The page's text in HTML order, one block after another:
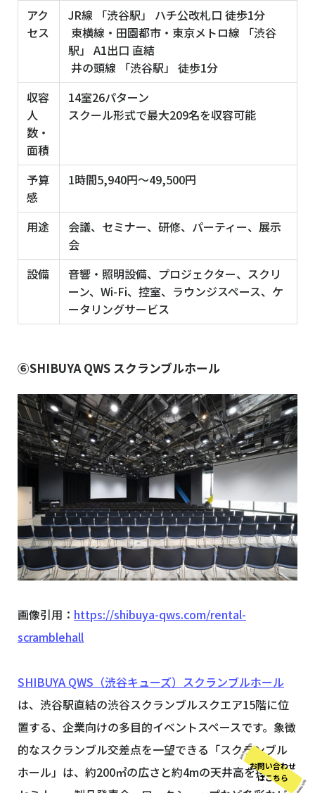
アク
セス
JR線 「渋谷駅」 ハチ公改札口 徒歩1分
東横線・田園都市・東京メトロ線 「渋谷
駅」 A1出口 直結
井の頭線 「渋谷駅」 徒歩1分
収容
人
数・
面積
14室26パターン
スクール形式で最大209名を収容可能
予算
感
1時間5,940円～49,500円
用途
会議、セミナー、研修、パーティー、展示
会
設備
音響・照明設備、プロジェクター、スクリ
ーン、Wi-Fi、控室、ラウンジスペース、ケ
ータリングサービス
⑥SHIBUYA QWS スクランブルホール
画像引用： https://shibuya-qws.com/rental-
scramblehall
SHIBUYA QWS（渋谷キューズ）スクランブルホール
は、渋谷駅直結の渋谷スクランブルスクエア15階に位
置する、企業向けの多目的イベントスペースです。象徴
的なスクランブル交差点を一望できる「スクランブル
ホール」は、約200㎡の広さと約4mの天井高を持ち、
お問い合わせ
はこちら